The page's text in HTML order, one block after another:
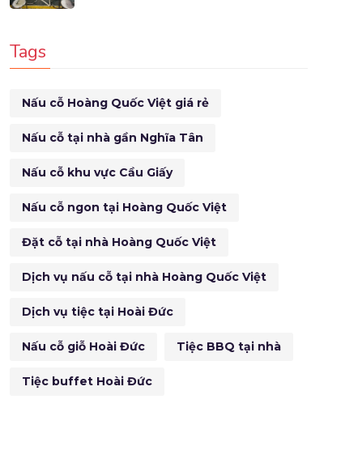
Tags
Nấu cỗ Hoàng Quốc Việt giá rẻ
Nấu cỗ tại nhà gần Nghĩa Tân
Nấu cỗ khu vực Cầu Giấy
Nấu cỗ ngon tại Hoàng Quốc Việt
Đặt cỗ tại nhà Hoàng Quốc Việt
Dịch vụ nấu cỗ tại nhà Hoàng Quốc Việt
Dịch vụ tiệc tại Hoài Đức
Nấu cỗ giỗ Hoài Đức Tiệc BBQ tại nhà
Tiệc buffet Hoài Đức